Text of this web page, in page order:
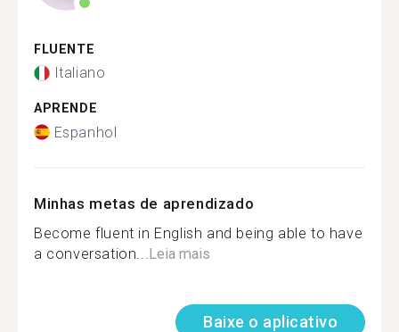
FLUENTE
Italiano
APRENDE
Espanhol
Minhas metas de aprendizado
Become fluent in English and being able to have
a conversation... Leia mais
Baixe o aplicativo